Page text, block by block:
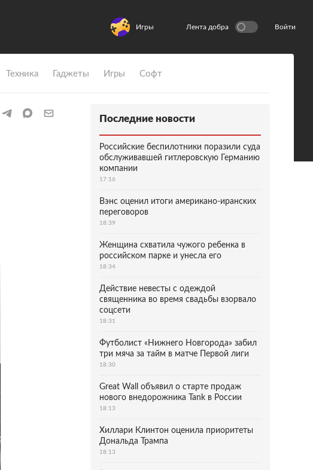
Игры Лента добра Войти
Техника Гаджеты Игры Софт
Последние новости
Российские беспилотники поразили суда
обслуживавшей гитлеровскую Германию
компании
17:16
Вэнс оценил итоги американо-иранских
переговоров
18:39
Женщина схватила чужого ребенка в
российском парке и унесла его
18:34
Действие невесты с одеждой
священника во время свадьбы взорвало
соцсети
18:31
Футболист «Нижнего Новгорода» забил
три мяча за тайм в матче Первой лиги
18:30
Great Wall объявил о старте продаж
нового внедорожника Tank в России
18:13
Хиллари Клинтон оценила приоритеты
Дональда Трампа
18:13